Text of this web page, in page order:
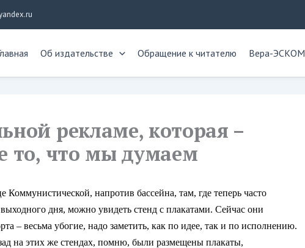
Об издательстве Обращение к читателю Вера-ЭСКОМ
рекламе, которая –
то, что мы думаем
Коммунистической, напротив бассейна, там, где теперь часто
дня, можно увидеть стенд с плакатами. Сейчас они
– весьма убогие, надо заметить, как по идее, так и по исполнению.
на этих же стендах, помню, были размещены плакаты,